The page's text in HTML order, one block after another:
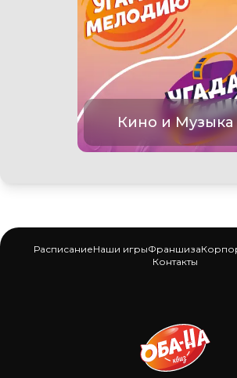
Кино и Музыка
РасписаниеНаши игрыФраншиза
Контакты